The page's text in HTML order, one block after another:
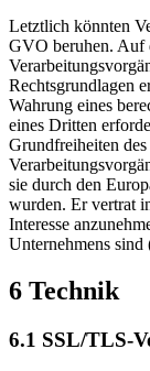
Letztlich könnten
GVO beruhen. Auf
Rechtsgrundlagen
Wahrung eines
eines Dritten
Grundfreiheiten
sie durch den
wurden. Er vertrat
Interesse
Unternehmens
6 Technik
6.1 SSL/TLS-